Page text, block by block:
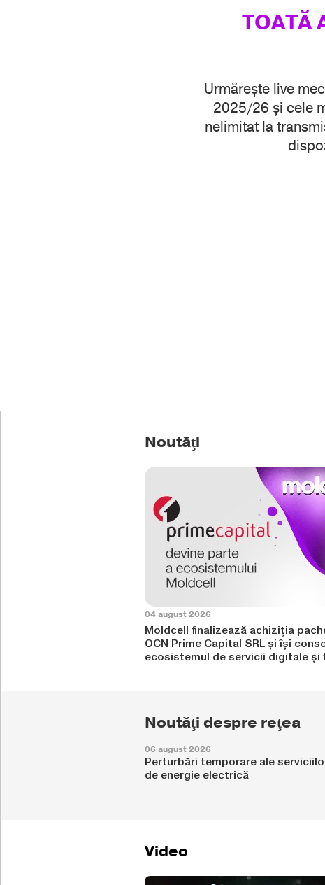
TOATĂ
Urmărește live
2025/26 și cele
nelimitat la
Noutăţi
04 august 2026
Moldcell finalizează achiziția
OCN Prime Capital SRL și își
ecosistemul de servicii digitale și
Noutăţi despre reţea
06 august 2026
Perturbări temporare ale
de energie electrică
Video